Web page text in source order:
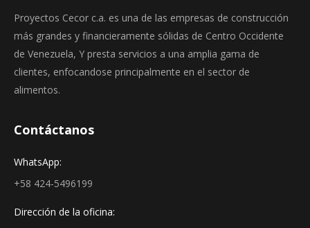
Proyectos Cecor c.a. es una de las empresas de construcción
más grandes y financieramente sólidas de Centro Occidente
de Venezuela, Y presta servicios a una amplia gama de
clientes, enfocandose principalmente en el sector de
alimentos.
Contáctanos
WhatsApp:
+58 424-5496199
Dirección de la oficina: